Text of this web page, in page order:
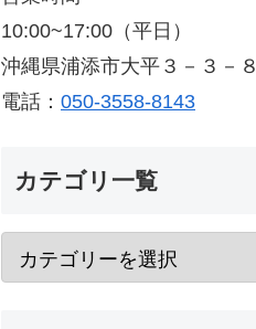
10:00~17:00（平日）
沖縄県浦添市大平３－３－８
電話： 050-3558-8143
カテゴリ一覧